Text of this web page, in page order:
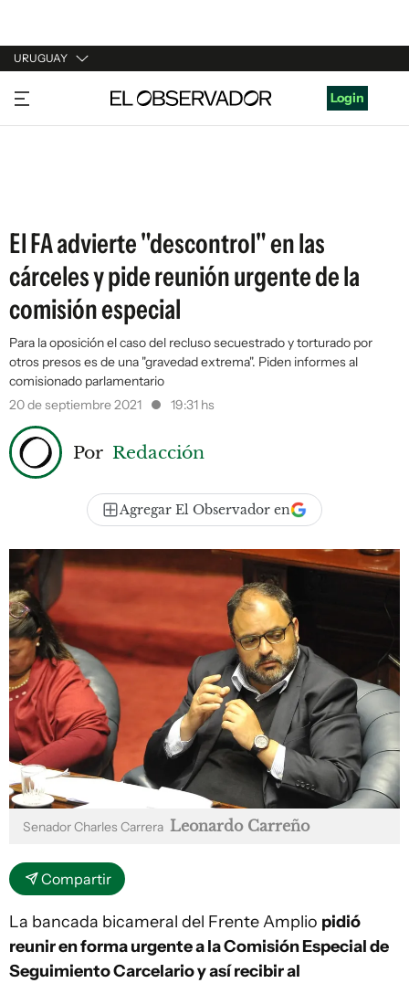
URUGUAY
URUGUAY
ARGENTINA
Login
El FA advierte "descontrol" en las
cárceles y pide reunión urgente de la
comisión especial
Para la oposición el caso del recluso secuestrado y torturado por
otros presos es de una "gravedad extrema". Piden informes al
comisionado parlamentario
20 de septiembre 2021
19:31 hs
Por Redacción
Agregar El Observador en
Senador Charles Carrera Leonardo Carreño
Compartir
La bancada bicameral del Frente Amplio pidió
reunir en forma urgente a la Comisión Especial de
Seguimiento Carcelario y así recibir al